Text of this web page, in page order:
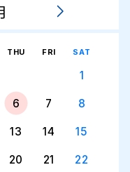
THU FRI SAT
1
6 7 8
13 14 15
20 21 22